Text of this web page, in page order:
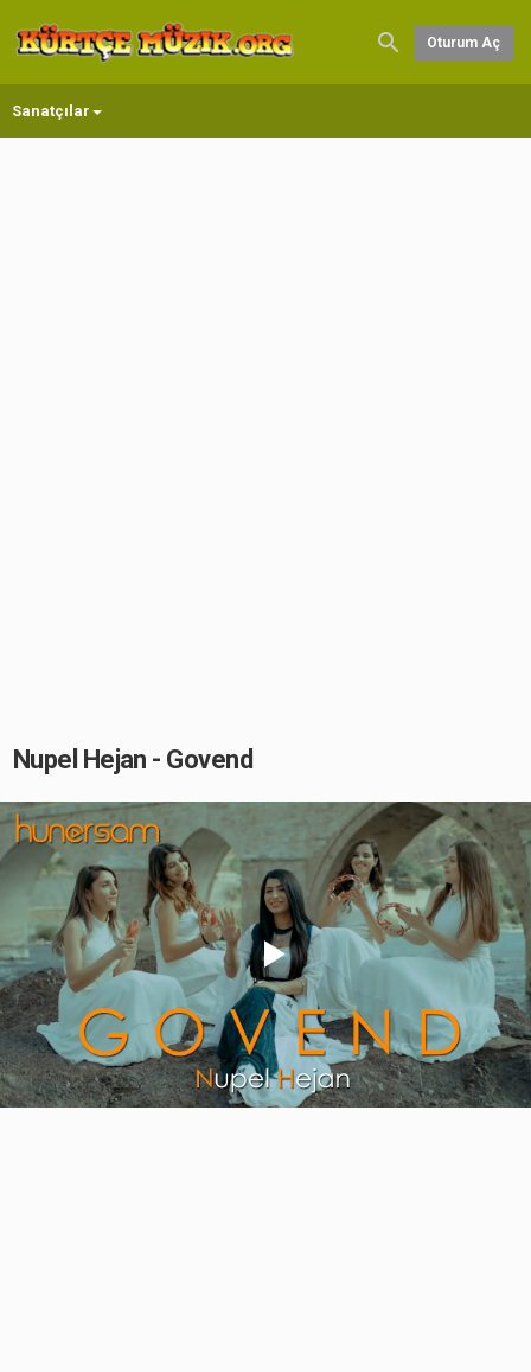
Oturum Aç
Sanatçılar
Nupel Hejan - Govend
Play
Video